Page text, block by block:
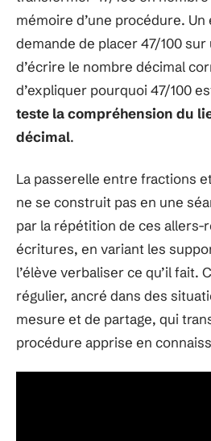
mémoire d’une procédure.
demande de placer 47/100
d’écrire le nombre décimal
d’expliquer pourquoi 47/100
teste la compréhension du
décimal.
La passerelle entre fractions
ne se construit pas en une
par la répétition de ces
écritures, en variant les
l’élève verbaliser ce qu’il fait.
régulier, ancré dans des
mesure et de partage, qui
procédure apprise en